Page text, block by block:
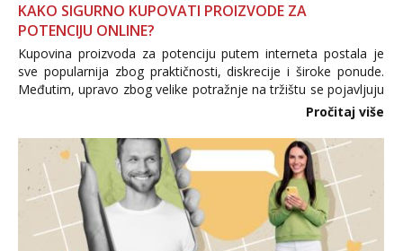
KAKO SIGURNO KUPOVATI PROIZVODE ZA
POTENCIJU ONLINE?
Kupovina proizvoda za potenciju putem interneta postala je
sve popularnija zbog praktičnosti, diskrecije i široke ponude.
Međutim, upravo zbog velike potražnje na tržištu se pojavljuju
i brojni krivotvoreni proizvodi, nepouzdane internetske
Pročitaj više